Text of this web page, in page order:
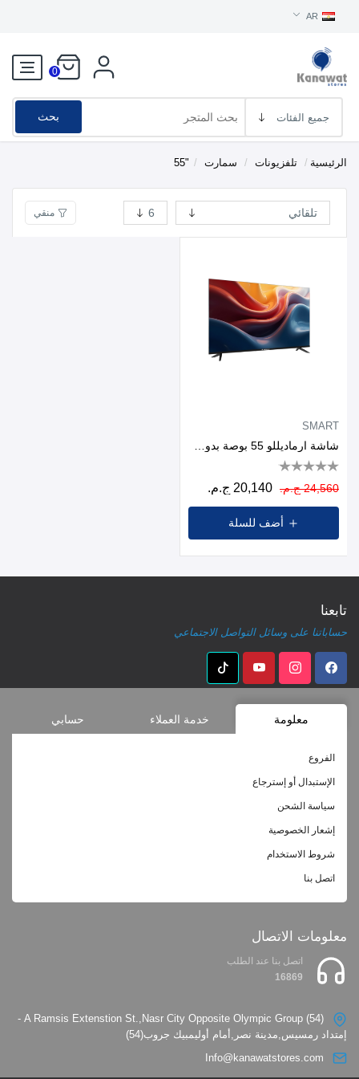
AR
0
بحث
الرئيسية / تلفزيونات / سمارت /
"55
منقي
SMART
24,560 ج.م. 20,140 ج.م.
أضف للسلة
تابعنا
حساباتنا على وسائل التواصل الاجتماعي
معلومة خدمة العملاء حسابي
معلومات الاتصال
اتصل بنا عند الطلب
16869
(54) A Ramsis Extenstion St.,Nasr City Opposite Olympic Group -
إمتداد رمسيس,مدينة نصر,أمام أوليمبيك جروب(54)
Info@kanawatstores.com
الفروع
الإستبدال أو إسترجاع
سياسة الشحن
إشعار الخصوصية
شروط الاستخدام
اتصل بنا